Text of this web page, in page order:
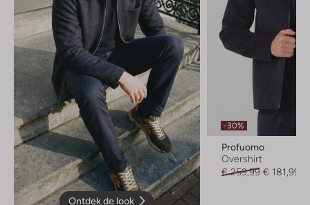
Ontdek de look
-30%
Profuomo
Overshirt
€ 259,99 € 181,99